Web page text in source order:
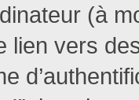
(à
lien vers